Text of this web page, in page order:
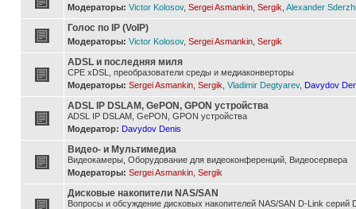
Модераторы: Victor Kolosov, Sergei Asmankin Sergik Alexander
Голос по IP (VoIP)
Модераторы: Victor Kolosov, Sergei Asmankin Sergik
ADSL и последняя миля
CPE xDSL, преобразователи среды и медиаконверторы
Модераторы: Sergei Asmankin Sergik Vladimir Degtyarev, Davydov
ADSL IP DSLAM, GePON, GPON устройства
ADSL IP DSLAM, GePON, GPON устройства
Модератор: Davydov Denis
Видео- и Мультимедиа
Видеокамеры, Оборудование для видеоконференций, Видеосервера
Модераторы: Sergei Asmankin Sergik
Дисковые накопители NAS/SAN
Вопросы и обсуждение дисковых накопителей NAS/SAN D-Link серий